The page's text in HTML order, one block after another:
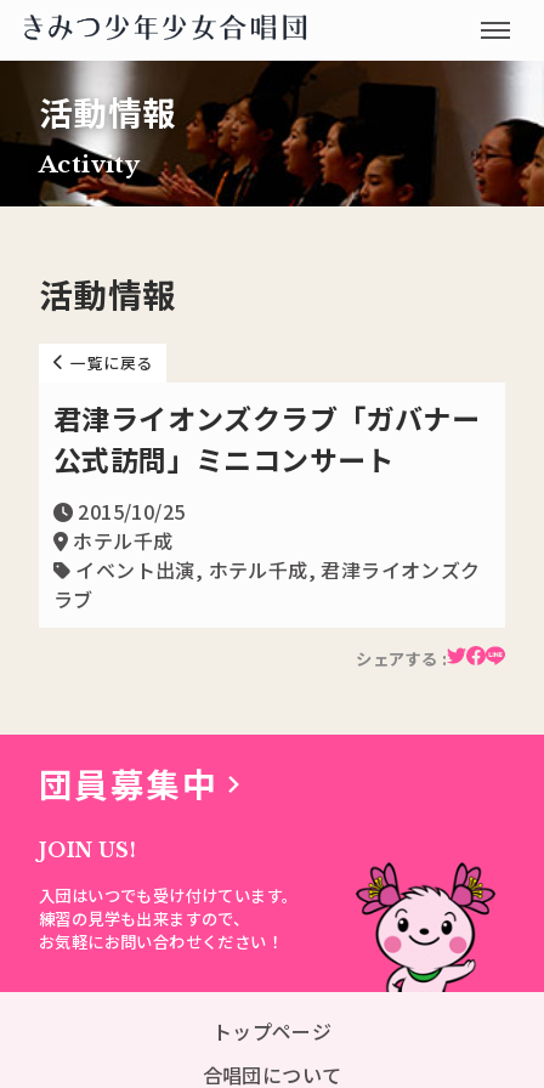
活動情報
Activity
活動情報
一覧に戻る
君津ライオンズクラブ「ガバナー
公式訪問」ミニコンサート
2015/10/25
ホテル千成
イベント出演, ホテル千成,君津ライオンズク
ラブ
シェアする :
団員募集中
JOIN US!
入団はいつでも受け付けています。
練習の見学も出来ますので、
お気軽にお問い合わせください！
トップページ
合唱団について